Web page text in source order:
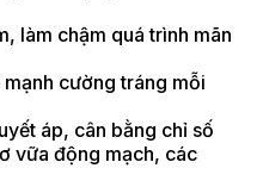
làm chậm quá trình mãn
cường tráng mỗi
áp, cân bằng chỉ số
vữa động mạch, các